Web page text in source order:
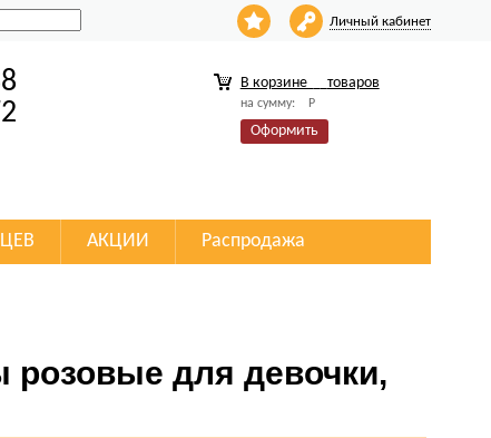
Личный кабинет
В корзине товаров
на сумму: Р
Оформить
АКЦИИ Распродажа
розовые для девочки,